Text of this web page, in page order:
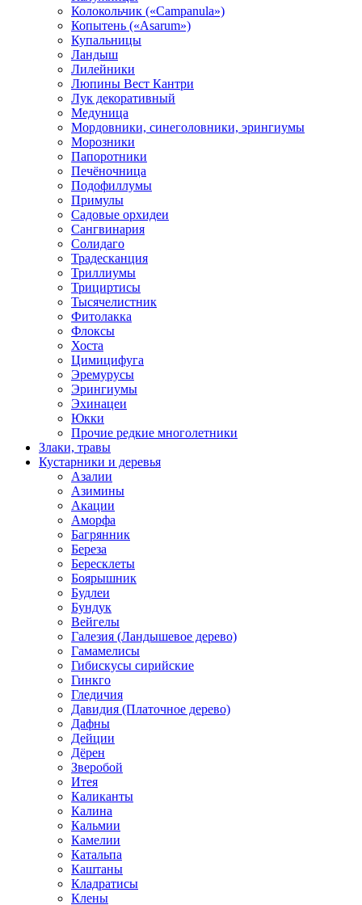
Колокольчик («Campanula»)
Копытень («Asarum»)
Купальницы
Ландыш
Лилейники
Люпины Вест Кантри
Лук декоративный
Медуница
Мордовники, синеголовники, эрингиумы
Морозники
Папоротники
Печёночница
Подофиллумы
Примулы
Садовые орхидеи
Сангвинария
Солидаго
Традесканция
Триллиумы
Трициртисы
Тысячелистник
Фитолакка
Флоксы
Хоста
Цимицифуга
Эремурусы
Эрингиумы
Эхинацеи
Юкки
Прочие редкие многолетники
Злаки, травы
Кустарники и деревья
Азалии
Азимины
Акации
Аморфа
Багрянник
Береза
Бересклеты
Боярышник
Будлеи
Бундук
Вейгелы
Галезия (Ландышевое дерево)
Гамамелисы
Гибискусы сирийские
Гинкго
Гледичия
Давидия (Платочное дерево)
Дафны
Дейции
Дёрен
Зверобой
Итея
Каликанты
Калина
Кальмии
Камелии
Катальпа
Каштаны
Кладратисы
Клены